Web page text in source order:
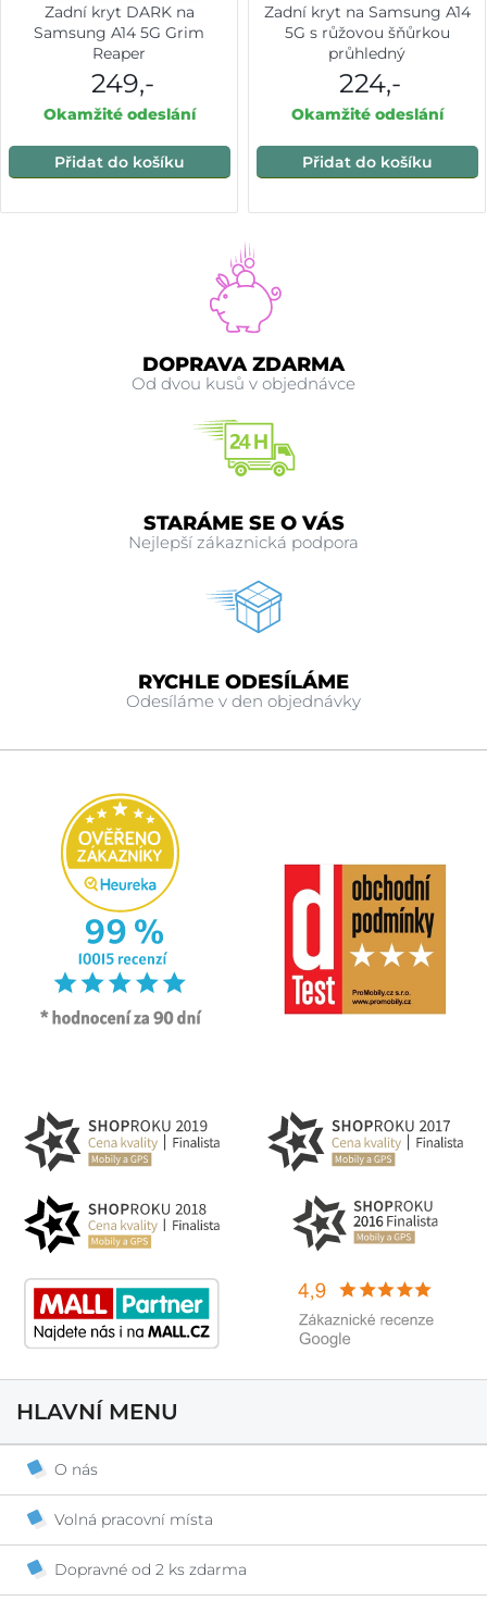
Zadní kryt DARK na
Samsung A14 5G Grim
Reaper
249,-
Okamžité odeslání
Přidat do košíku
Zadní kryt na Samsung A14
5G s růžovou šňůrkou
průhledný
224,-
Okamžité odeslání
Přidat do košíku
DOPRAVA ZDARMA
Od dvou kusů v objednávce
STARÁME SE O VÁS
Nejlepší zákaznická podpora
RYCHLE ODESÍLÁME
Odesíláme v den objednávky
HLAVNÍ MENU
O nás
Volná pracovní místa
Dopravné od 2 ks zdarma